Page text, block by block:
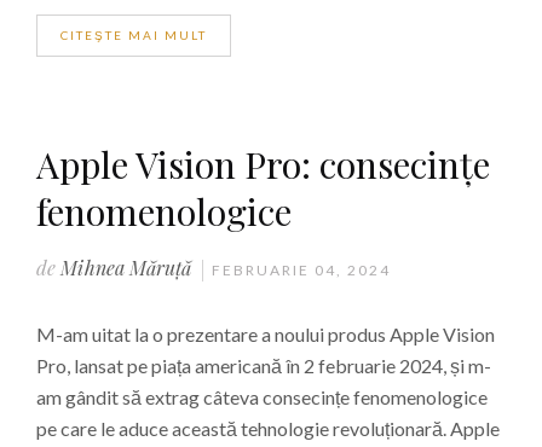
CITEŞTE MAI MULT
Apple Vision Pro: consecințe
fenomenologice
de Mihnea Măruță FEBRUARIE 04, 2024
M-am uitat la o prezentare a noului produs Apple Vision
Pro, lansat pe piața americană în 2 februarie 2024, și m-
am gândit să extrag câteva consecințe fenomenologice
pe care le aduce această tehnologie revoluționară. Apple